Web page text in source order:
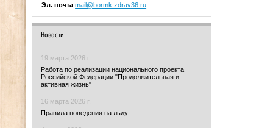
Эл. почта mail@bormk.zdrav36.ru
Новости
19 марта 2026 г.
Работа по реализации национального проекта
Российской Федерации "Продолжительная и
активная жизнь"
16 марта 2026 г.
Правила поведения на льду